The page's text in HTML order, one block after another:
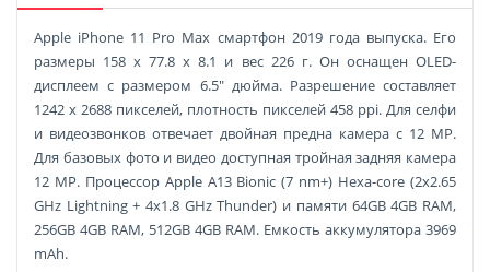
Apple iPhone 11 Pro Max смартфон 2019 года выпуска. Его
размеры 158 x 77.8 x 8.1 и вес 226 г. Он оснащен OLED-
дисплеем с размером 6.5" дюйма. Разрешение составляет
1242 x 2688 пикселей, плотность пикселей 458 ppi. Для селфи
и видеозвонков отвечает двойная предна камера с 12 MP.
Для базовых фото и видео доступная тройная задняя камера
12 MP. Процессор Apple A13 Bionic (7 nm+) Hexa-core (2x2.65
GHz Lightning + 4x1.8 GHz Thunder) и памяти 64GB 4GB RAM,
256GB 4GB RAM, 512GB 4GB RAM. Емкость аккумулятора 3969
mAh.